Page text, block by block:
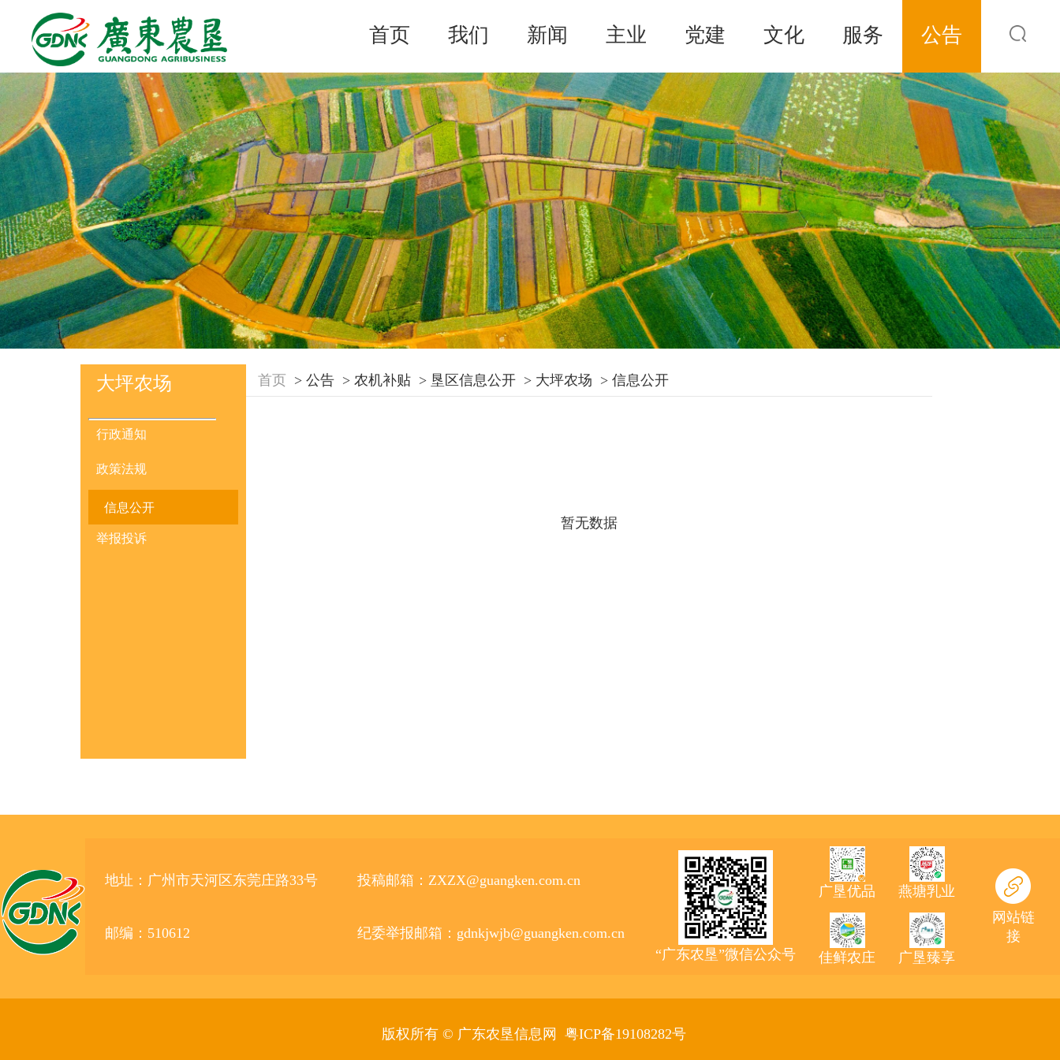
首页 我们 新闻 主业 党建 文化 服务 公告
大坪农场
行政通知
政策法规
信息公开
举报投诉
首页 > 公告 > 农机补贴 > 垦区信息公开 > 大坪农场 > 信息公开
暂无数据
地址：广州市天河区东莞庄路33号
邮编：510612
投稿邮箱：ZXZX@guangken.com.cn
纪委举报邮箱：gdnkjwjb@guangken.com.cn
“广东农垦”微信公众号
广垦优品
佳鲜农庄
燕塘乳业
广垦臻享
网站链
接
版权所有 © 广东农垦信息网 粤ICP备19108282号